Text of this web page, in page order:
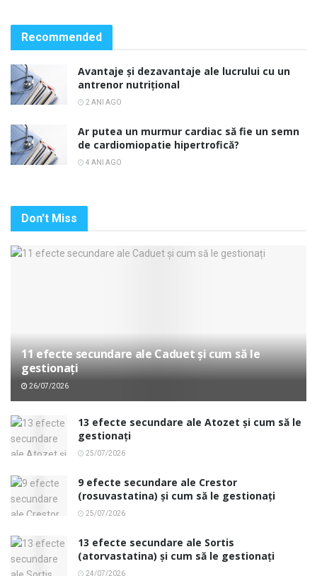
Recommended
Avantaje și dezavantaje ale lucrului cu un
antrenor nutrițional
2 ANI AGO
Ar putea un murmur cardiac să fie un semn
de cardiomiopatie hipertrofică?
4 ANI AGO
Don't Miss
11 efecte secundare ale Caduet și cum să le
gestionați
26/07/2026
13 efecte secundare ale Atozet și cum să le
gestionați
25/07/2026
9 efecte secundare ale Crestor
(rosuvastatina) și cum să le gestionați
25/07/2026
13 efecte secundare ale Sortis
(atorvastatina) și cum să le gestionați
24/07/2026